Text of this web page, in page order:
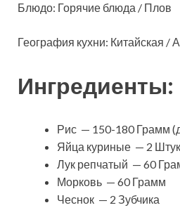
Блюдо: Горячие блюда / Плов
География кухни: Китайская /
Ингредиенты:
Рис — 150-180 Грамм
Яйца куриные — 2
Лук репчатый — 60
Морковь — 60 Грамм
Чеснок — 2 Зубчика